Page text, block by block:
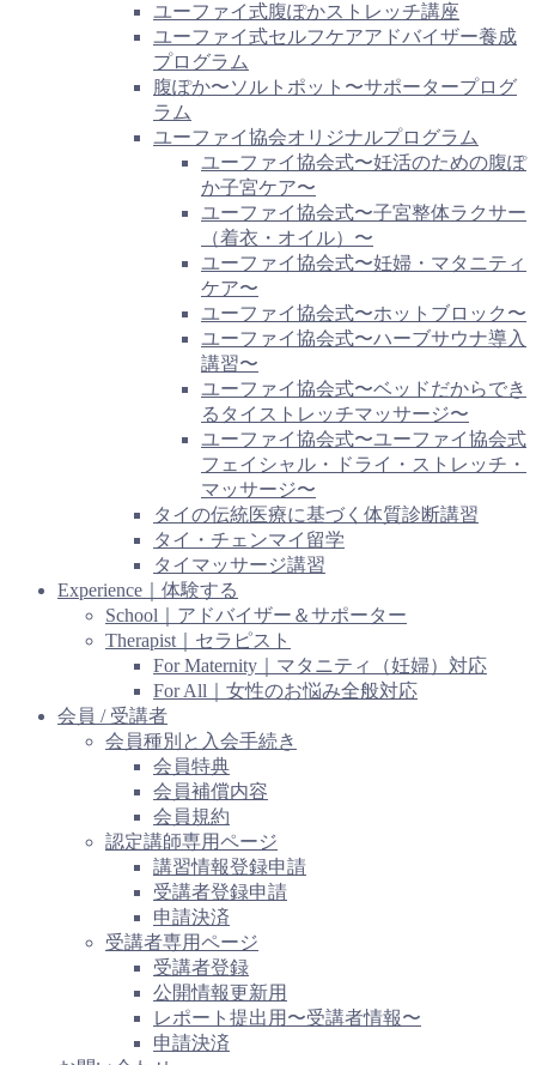
ユーファイ式腹ぽかストレッチ講座
ユーファイ式セルフケアアドバイザー養成
プログラム
腹ぽか〜ソルトポット〜サポータープログ
ラム
ユーファイ協会オリジナルプログラム
ユーファイ協会式〜妊活のための腹ぽ
か子宮ケア〜
ユーファイ協会式〜子宮整体ラクサー
（着衣・オイル）〜
ユーファイ協会式〜妊婦・マタニティ
ケア〜
ユーファイ協会式〜ホットブロック〜
ユーファイ協会式〜ハーブサウナ導入
講習〜
ユーファイ協会式〜ベッドだからでき
るタイストレッチマッサージ〜
ユーファイ協会式〜ユーファイ協会式
フェイシャル・ドライ・ストレッチ・
マッサージ〜
タイの伝統医療に基づく体質診断講習
タイ・チェンマイ留学
タイマッサージ講習
Experience｜体験する
School｜アドバイザー＆サポーター
Therapist｜セラピスト
For Maternity｜マタニティ（妊婦）対応
For All｜女性のお悩み全般対応
会員 / 受講者
会員種別と入会手続き
会員特典
会員補償内容
会員規約
認定講師専用ページ
講習情報登録申請
受講者登録申請
申請決済
受講者専用ページ
受講者登録
公開情報更新用
レポート提出用〜受講者情報〜
申請決済